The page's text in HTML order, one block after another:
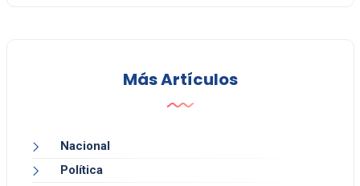
Más Artículos
Nacional
Política